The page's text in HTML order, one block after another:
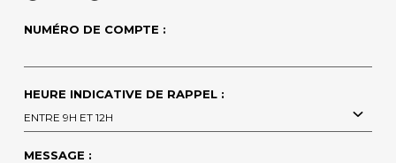
NUMÉRO DE COMPTE :
HEURE INDICATIVE DE RAPPEL :
ENTRE 9H ET 12H
MESSAGE :